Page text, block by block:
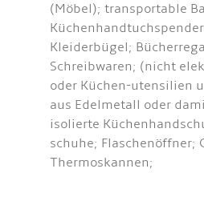
(Möbel); transportable
Kleiderbügel;
Schreibwaren; (nicht
oder Küchen-utensilien
aus Edelmetall oder
isolierte
schuhe; Flaschenöffner;
Thermoskannen;